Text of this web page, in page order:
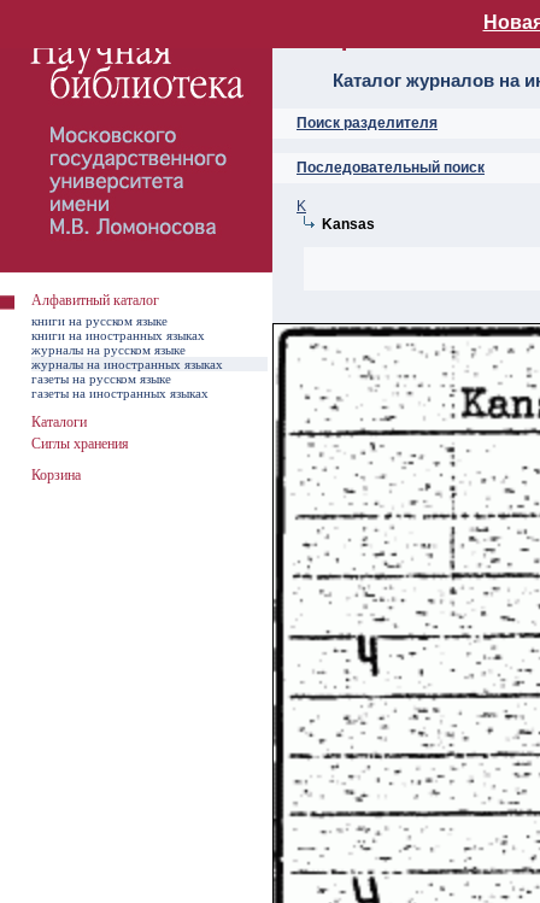
Алфавитный
Каталог журналов на
Поиск разделителя
Последовательный поиск
K
Kansas
Алфавитный каталог
книги на русском языке
книги на иностранных языках
журналы на русском языке
журналы на иностранных языках
газеты на русском языке
газеты на иностранных языках
Каталоги
Сиглы хранения
Корзина